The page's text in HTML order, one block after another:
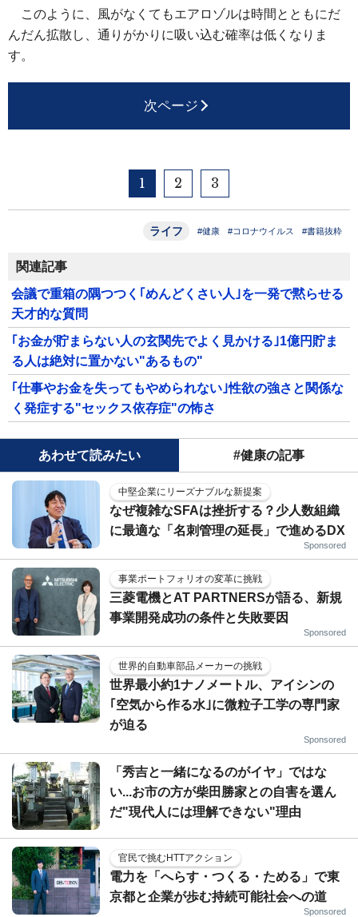
このように、風がなくてもエアロゾルは時間とともにだ
んだん拡散し、通りがかりに吸い込む確率は低くなりま
す。
次ページ
1 2 3
ライフ #健康 #コロナウイルス #書籍抜粋
関連記事
会議で重箱の隅つつく｢めんどくさい人｣を一発で黙らせる
天才的な質問
｢お金が貯まらない人の玄関先でよく見かける｣1億円貯ま
る人は絶対に置かない"あるもの"
｢仕事やお金を失ってもやめられない｣性欲の強さと関係な
く発症する"セックス依存症"の怖さ
あわせて読みたい #健康の記事
中堅企業にリーズナブルな新提案
なぜ複雑なSFAは挫折する？少人数組織
に最適な「名刺管理の延長」で進めるDX
Sponsored
事業ポートフォリオの変革に挑戦
三菱電機とAT PARTNERSが語る、新規
事業開発成功の条件と失敗要因
Sponsored
世界的自動車部品メーカーの挑戦
世界最小約1ナノメートル、アイシンの
｢空気から作る水｣に微粒子工学の専門家
が迫る
Sponsored
「秀吉と一緒になるのがイヤ」ではな
い...お市の方が柴田勝家との自害を選ん
だ"現代人には理解できない"理由
官民で挑むHTTアクション
電力を「へらす・つくる・ためる」で東
京都と企業が歩む持続可能社会への道
Sponsored